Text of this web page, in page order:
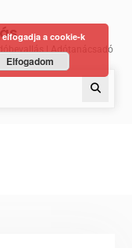
| Adótanácsadó
a cookie-k
Elfogadom